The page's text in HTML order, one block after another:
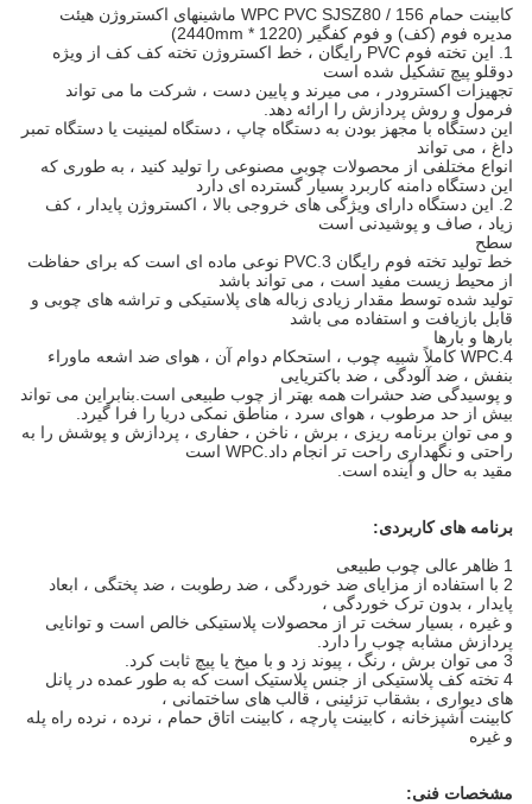
کابینت حمام WPC PVC SJSZ80 / 156 ماشینهای اکستروژن هیئت
مدیره فوم (کف) و فوم کفگیر (1220 * 2440mm)
1. این تخته فوم PVC رایگان ، خط اکستروژن تخته کف کف از ویژه
دوقلو پیچ تشکیل شده است
تجهیزات اکسترودر ، می میرند و پایین دست ، شرکت ما می تواند
فرمول و روش پردازش را ارائه دهد.
این دستگاه با مجهز بودن به دستگاه چاپ ، دستگاه لمینیت یا دستگاه تمبر
داغ ، می تواند
انواع مختلفی از محصولات چوبی مصنوعی را تولید کنید ، به طوری که
این دستگاه دامنه کاربرد بسیار گسترده ای دارد
2. این دستگاه دارای ویژگی های خروجی بالا ، اکستروژن پایدار ، کف
زیاد ، صاف و پوشیدنی است
سطح
خط تولید تخته فوم رایگان 3.PVC نوعی ماده ای است که برای حفاظت
از محیط زیست مفید است ، می تواند باشد
تولید شده توسط مقدار زیادی زباله های پلاستیکی و تراشه های چوبی و
قابل بازیافت و استفاده می باشد
بارها و بارها
4.WPC کاملاً شبیه چوب ، استحکام دوام آن ، هوای ضد اشعه ماوراء
بنفش ، ضد آلودگی ، ضد باکتریایی
و پوسیدگی ضد حشرات همه بهتر از چوب طبیعی است.بنابراین می تواند
بیش از حد مرطوب ، هوای سرد ، مناطق نمکی دریا را فرا گیرد.
و می توان برنامه ریزی ، برش ، ناخن ، حفاری ، پردازش و پوشش را به
راحتی و نگهداری راحت تر انجام داد.WPC است
مقید به حال و آینده است.
برنامه های کاربردی:
1 ظاهر عالی چوب طبیعی
2 با استفاده از مزایای ضد خوردگی ، ضد رطوبت ، ضد پختگی ، ابعاد
پایدار ، بدون ترک خوردگی ،
و غیره ، بسیار سخت تر از محصولات پلاستیکی خالص است و توانایی
پردازش مشابه چوب را دارد.
3 می توان برش ، رنگ ، پیوند زد و با میخ یا پیچ ثابت کرد.
4 تخته کف پلاستیکی از جنس پلاستیک است که به طور عمده در پانل
های دیواری ، بشقاب تزئینی ، قالب های ساختمانی ،
کابینت آشپزخانه ، کابینت پارچه ، کابینت اتاق حمام ، نرده ، نرده راه پله
و غیره
مشخصات فنی: